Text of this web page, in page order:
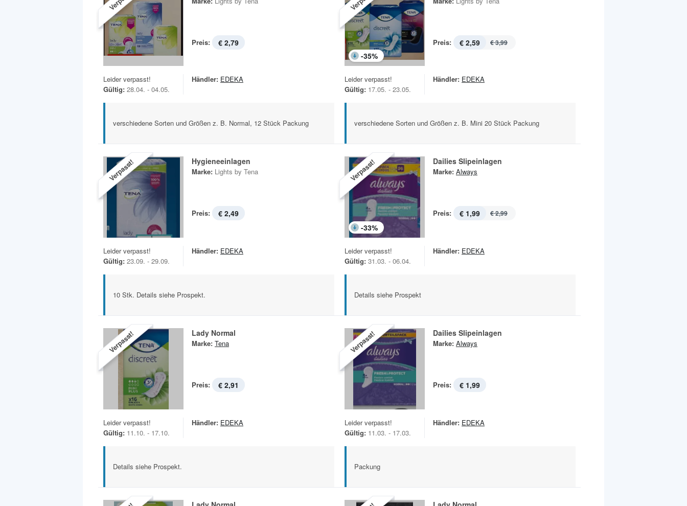
Preis: € 2,79
Leider verpasst!
Gültig: 28.04. - 04.05.
Händler: EDEKA
verschiedene Sorten und Größen z. B. Normal, 12 Stück Packung
-35%
Preis: € 2,59 € 3,99
Leider verpasst!
Gültig: 17.05. - 23.05.
Händler: EDEKA
verschiedene Sorten und Größen z. B. Mini 20 Stück Packung
Verpasst! Hygieneeinlagen
Marke: Lights by Tena
Preis: € 2,49
Leider verpasst!
Gültig: 23.09. - 29.09.
Händler: EDEKA
10 Stk. Details siehe Prospekt.
Verpasst!
-33%
Dailies Slipeinlagen
Marke: Always
Preis: € 1,99 € 2,99
Leider verpasst!
Gültig: 31.03. - 06.04.
Händler: EDEKA
Details siehe Prospekt
Verpasst! Lady Normal
Marke: Tena
Preis: € 2,91
Leider verpasst!
Gültig: 11.10. - 17.10.
Händler: EDEKA
Details siehe Prospekt.
Verpasst! Dailies Slipeinlagen
Marke: Always
Preis: € 1,99
Leider verpasst!
Gültig: 11.03. - 17.03.
Händler: EDEKA
Packung